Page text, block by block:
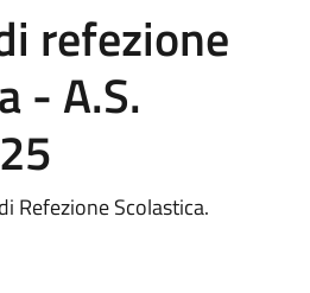
refezione
- A.S.
Refezione Scolastica.